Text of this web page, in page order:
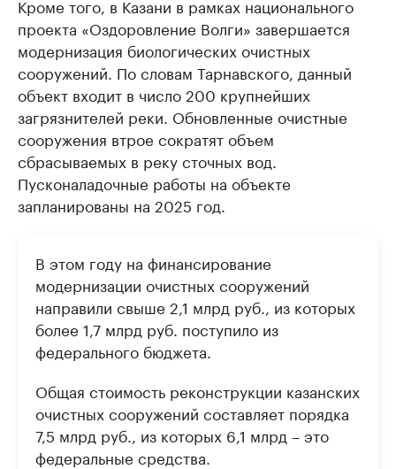
Кроме того, в Казани в рамках национального
проекта «Оздоровление Волги» завершается
модернизация биологических очистных
сооружений. По словам Тарнавского, данный
объект входит в число 200 крупнейших
загрязнителей реки. Обновленные очистные
сооружения втрое сократят объем
сбрасываемых в реку сточных вод.
Пусконаладочные работы на объекте
запланированы на 2025 год.
В этом году на финансирование
модернизации очистных сооружений
направили свыше 2,1 млрд руб., из которых
более 1,7 млрд руб. поступило из
федерального бюджета.
Общая стоимость реконструкции казанских
очистных сооружений составляет порядка
7,5 млрд руб., из которых 6,1 млрд – это
федеральные средства.